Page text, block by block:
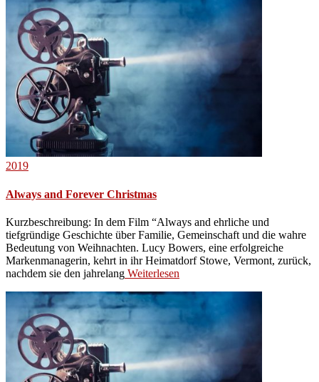
2019
Always and Forever Christmas
Kurzbeschreibung: In dem Film “Always and ehrliche und
tiefgründige Geschichte über Familie, Gemeinschaft und die wahre
Bedeutung von Weihnachten. Lucy Bowers, eine erfolgreiche
Markenmanagerin, kehrt in ihr Heimatdorf Stowe, Vermont, zurück,
nachdem sie den jahrelang Weiterlesen